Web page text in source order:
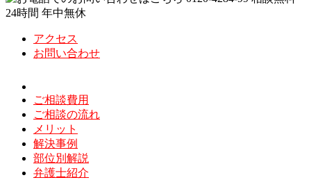
アクセス
お問い合わせ
ご相談費用
ご相談の流れ
メリット
解決事例
部位別解説
弁護士紹介